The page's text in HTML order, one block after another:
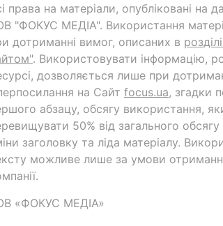
права на матеріали, опубліковані на
"ФОКУС МЕДІА". Використання
дотриманні вимог, описаних в
. Використовувати інформацію,
дозволяється лише при
на Cайт focus.ua, згадки
абзацу, обсягу використання,
50% від загального обсягу
заголовку та ліда матеріалу.
можливе лише за умови
«ФОКУС МЕДІА»